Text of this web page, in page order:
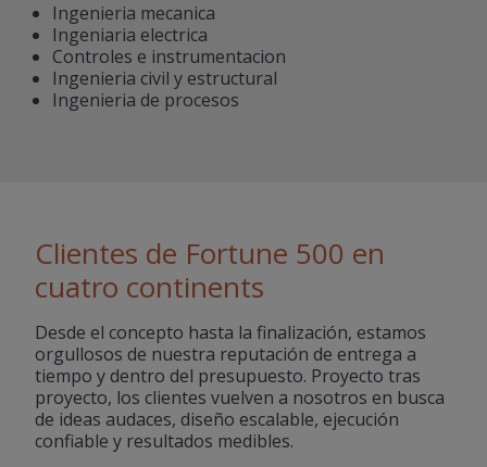
Ingenieria mecanica
Ingeniaria electrica
Controles e instrumentacion
Ingenieria civil y estructural
Ingenieria de procesos
Clientes de Fortune 500 en
cuatro continents
Desde el concepto hasta la finalización, estamos
orgullosos de nuestra reputación de entrega a
tiempo y dentro del presupuesto. Proyecto tras
proyecto, los clientes vuelven a nosotros en busca
de ideas audaces, diseño escalable, ejecución
confiable y resultados medibles.